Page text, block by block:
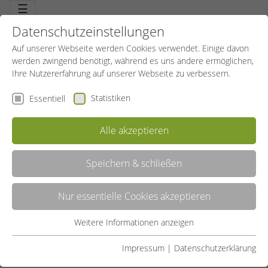
☰
AQUA FITNESS
Musikunterstütztes Fitnesstraining. Effektives Ausdauerprogramm
und Power für alle großen Muskelgruppen. Schont Gelenke,
Sehnen und Muskeln und zapft die Fettdepots an. Sanftes, aber
effektives Bodyforming.
LISTE
Datenschutzeinstellungen
Auf unserer Webseite werden Cookies verwendet. Einige davon
werden zwingend benötigt, während es uns andere ermöglichen,
Ihre Nutzererfahrung auf unserer Webseite zu verbessern.
Essentiell Statistiken
Alle akzeptieren
Speichern & schließen
Nur essentielle Cookies akzeptieren
Essentielle Cookies werden für grundlegende Funktionen der
Weitere Informationen anzeigen
Impressum | Datenschutzerklärung